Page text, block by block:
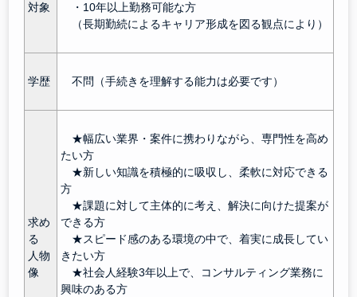
対象
・10年以上勤務可能な方
（長期勤続によるキャリア形成を図る観点により）
学歴 不問（手続きを理解する能力は必要です）
求め
る
人物
像
★幅広い業界・案件に携わりながら、専門性を高め
たい方
★新しい知識を積極的に吸収し、柔軟に対応できる
方
★課題に対して主体的に考え、解決に向けた提案が
できる方
★スピード感のある環境の中で、着実に成長してい
きたい方
★社会人経験3年以上で、コンサルティング業務に
興味のある方